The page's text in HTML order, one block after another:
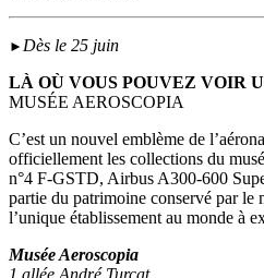
► Dès le 25 juin
LÀ OÙ VOUS POUVEZ VOIR
MUSÉE AEROSCOPIA
C’est un nouvel emblème de
officiellement les collections du
n°4 F-GSTD, Airbus A300-600
partie du patrimoine conservé par le
l’unique établissement au monde à
Musée Aeroscopia